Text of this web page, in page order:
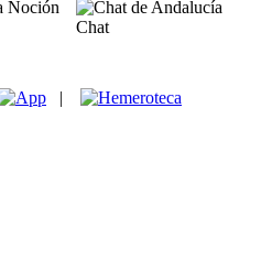
Chat
|